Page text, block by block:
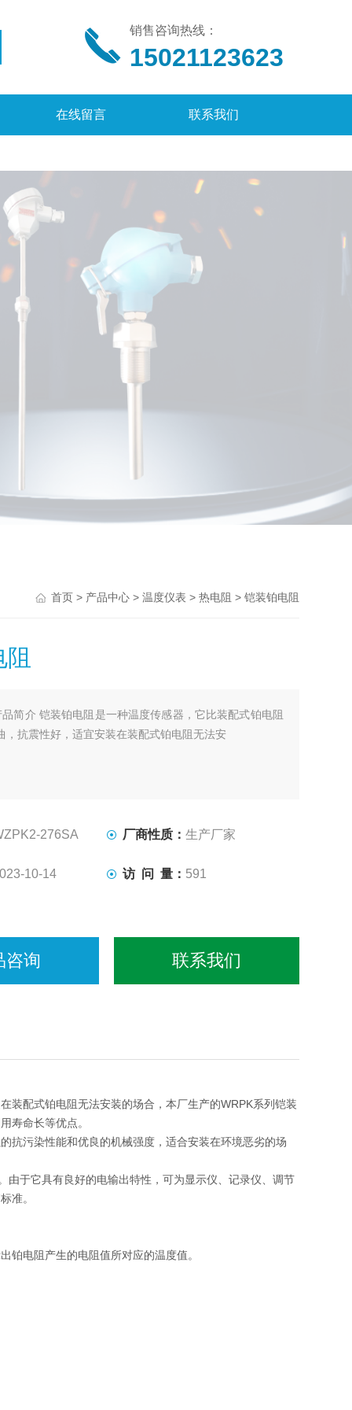
销售咨询热线：
15021123623
在线留言 联系我们
首页> 产品中心> 温度仪表 > 热电阻 > 铠装铂电阻
品简介 铠装铂电阻是一种温度传感器，它比装配式铂电阻
，抗震性好，适宜安装在装配式铂电阻无法安
276SA 厂商性质： 生产厂家
10-14 访 问 量： 591
咨询 联系我们
装配式铂电阻无法安装的场合，本厂生产的WRPK系列铠装
寿命长等优点。
抗污染性能和优良的机械强度，适合安装在环境恶劣的场
于它具有良好的电输出特性，可为显示仪、记录仪、调节
准。
铂电阻产生的电阻值所对应的温度值。